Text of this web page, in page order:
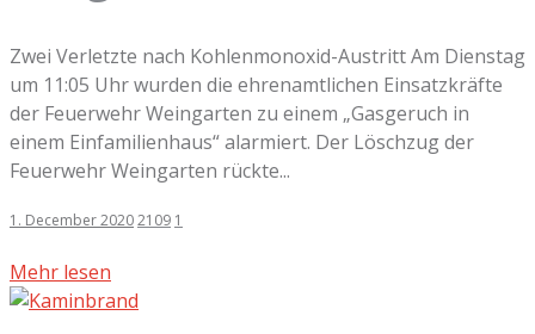
Zwei Verletzte nach Kohlenmonoxid-Austritt Am Dienstag
um 11:05 Uhr wurden die ehrenamtlichen Einsatzkräfte
der Feuerwehr Weingarten zu einem „Gasgeruch in
einem Einfamilienhaus“ alarmiert. Der Löschzug der
Feuerwehr Weingarten rückte...
1. December 20202109 1
Mehr lesen